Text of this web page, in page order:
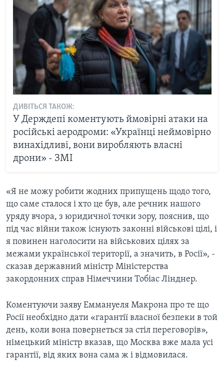
ДИВІТЬСЯ ТАКОЖ:
У Держдепі коментують ймовірні атаки на
російські аеродроми: «Українці неймовірно
винахідливі, вони виробляють власні
дрони» - ЗМІ
«Я не можу робити жодних припущень щодо того,
що саме сталося і хто це був, але речник нашого
уряду вчора, з юридичної точки зору, пояснив, що
під час війни також існують законні військові цілі, і
я повинен наголосити на військових цілях за
межами української території, а значить, в Росії», -
сказав державний міністр Міністерства
закордонних справ Німеччини Тобіас Лінднер.
Коментуючи заяву Еммануеля Макрона про те що
Росії необхідно дати «гарантії власної безпеки в той
день, коли вона повернеться за стіл переговорів»,
німецький міністр вказав, що Москва вже мала усі
гарантії, від яких вона сама ж і відмовилася.